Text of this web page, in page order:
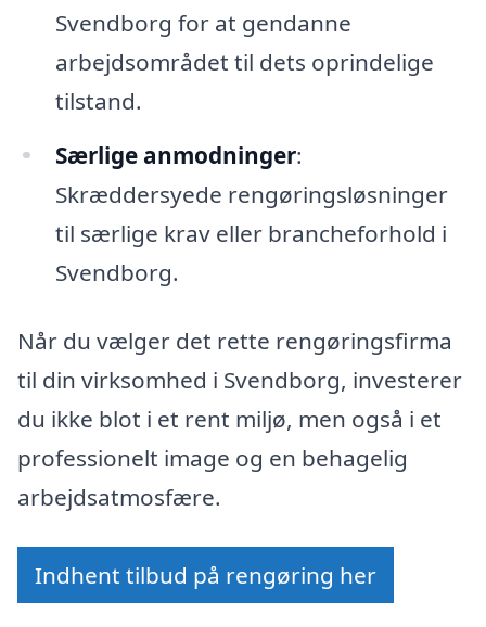
Svendborg for at gendanne
arbejdsområdet til dets oprindelige
tilstand.
Særlige anmodninger:
Skræddersyede rengøringsløsninger
til særlige krav eller brancheforhold i
Svendborg.
Når du vælger det rette rengøringsfirma
til din virksomhed i Svendborg, investerer
du ikke blot i et rent miljø, men også i et
professionelt image og en behagelig
arbejdsatmosfære.
Indhent tilbud på rengøring her